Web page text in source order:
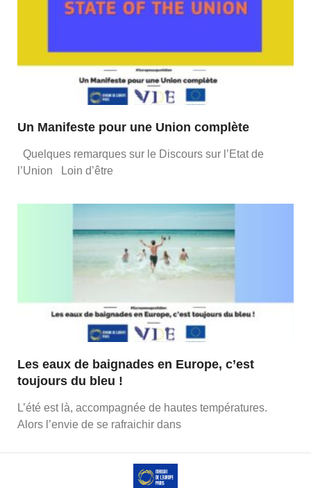
Un Manifeste pour une Union complète
Quelques remarques sur le Discours sur l’Etat de
l’Union Loin d’être
Les eaux de baignades en Europe, c’est
toujours du bleu !
L’été est là, accompagnée de hautes températures.
Alors l’envie de se rafraichir dans